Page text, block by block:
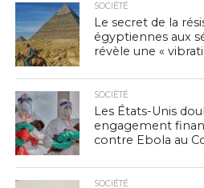
SOCIÉTÉ
Le secret de la
égyptiennes aux
révèle une «
SOCIÉTÉ
Les États-Unis
engagement
contre Ebola au
SOCIÉTÉ